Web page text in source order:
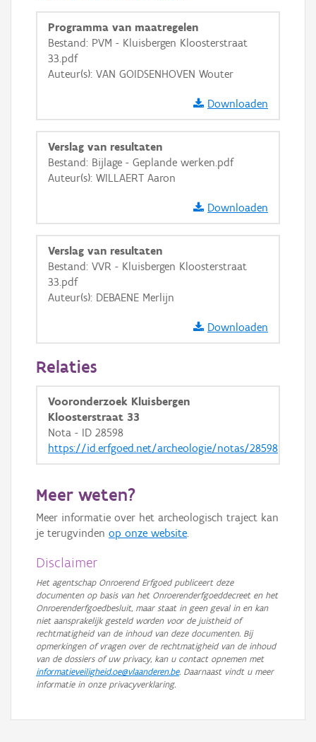
Basis Lagen
OSM-Basiskaart
Ortho
GRB-Basiskaart in grijswaarden
Programma van maatregelen
Bestand: PVM - Kluisbergen Kloosterstraat
33.pdf
Auteur(s): VAN GOIDSENHOVEN Wouter
Downloaden
Verslag van resultaten
Bestand: Bijlage - Geplande werken.pdf
Auteur(s): WILLAERT Aaron
Downloaden
Verslag van resultaten
Bestand: VVR - Kluisbergen Kloosterstraat
33.pdf
Auteur(s): DEBAENE Merlijn
Downloaden
Relaties
Vooronderzoek Kluisbergen
Kloosterstraat 33
Nota - ID 28598
https://id.erfgoed.net/archeologie/notas/28598
Meer weten?
Meer informatie over het archeologisch traject kan
je terugvinden op onze website.
Disclaimer
Het agentschap Onroerend Erfgoed publiceert deze
documenten op basis van het Onroerenderfgoeddecreet en het
Onroerenderfgoedbesluit, maar staat in geen geval in en kan
niet aansprakelijk gesteld worden voor de juistheid of
rechtmatigheid van de inhoud van deze documenten. Bij
opmerkingen of vragen over de rechtmatigheid van de inhoud
van de dossiers of uw privacy, kan u contact opnemen met
informatieveiligheid.oe@vlaanderen.be. Daarnaast vindt u meer
informatie in onze privacyverklaring.